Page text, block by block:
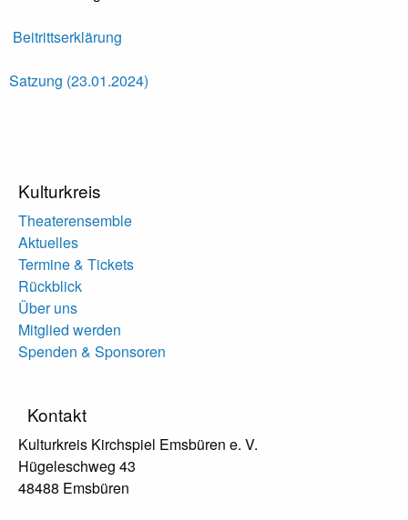
Beitrittserklärung
Satzung (23.01.2024)
Kulturkreis
Theaterensemble
Aktuelles
Termine & Tickets
Rückblick
Über uns
Mitglied werden
Spenden & Sponsoren
Kontakt
Kulturkreis Kirchspiel Emsbüren e. V.
Hügeleschweg 43
48488 Emsbüren